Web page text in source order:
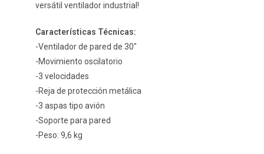
versátil ventilador industrial!
Características Técnicas:
-Ventilador de pared de 30″
-Movimiento oscilatorio
-3 velocidades
-Reja de protección metálica
-3 aspas tipo avión
-Soporte para pared
-Peso: 9,6 kg